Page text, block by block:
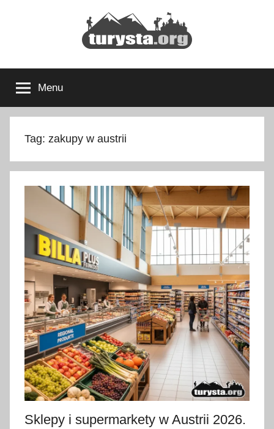
Turysta.org
podróżniczy
i
portal
turystyczny
Menu
Tag: zakupy w austrii
Sklepy i supermarkety w Austrii 2026.